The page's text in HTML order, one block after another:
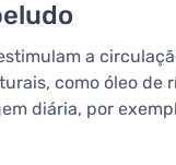
a
como óleo de
diária, por